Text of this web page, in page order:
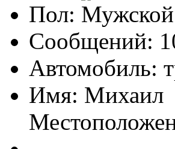
Пол:
Сообщений:
Автомобиль:
Имя: Михаил